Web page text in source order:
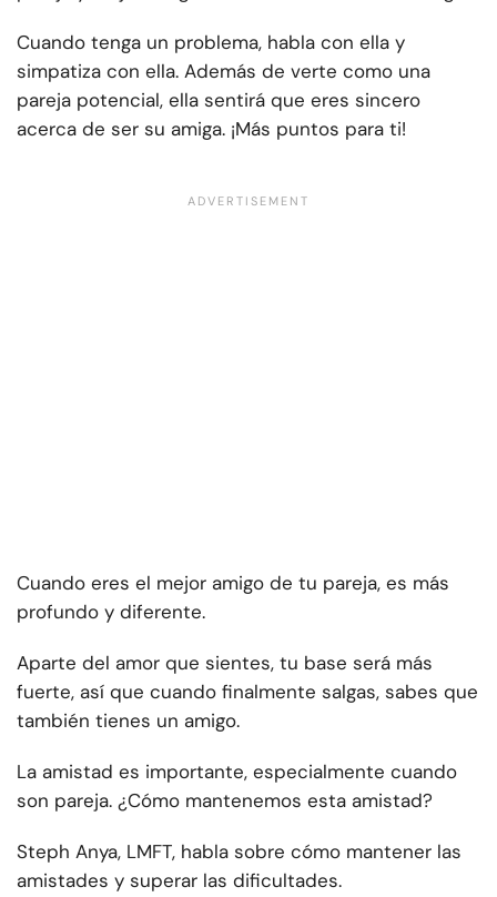
Cuando tenga un problema, habla con ella y
simpatiza con ella. Además de verte como una
pareja potencial, ella sentirá que eres sincero
acerca de ser su amiga. ¡Más puntos para ti!
Cuando eres el mejor amigo de tu pareja, es más
profundo y diferente.
Aparte del amor que sientes, tu base será más
fuerte, así que cuando finalmente salgas, sabes que
también tienes un amigo.
La amistad es importante, especialmente cuando
son pareja. ¿Cómo mantenemos esta amistad?
Steph Anya, LMFT, habla sobre cómo mantener las
amistades y superar las dificultades.